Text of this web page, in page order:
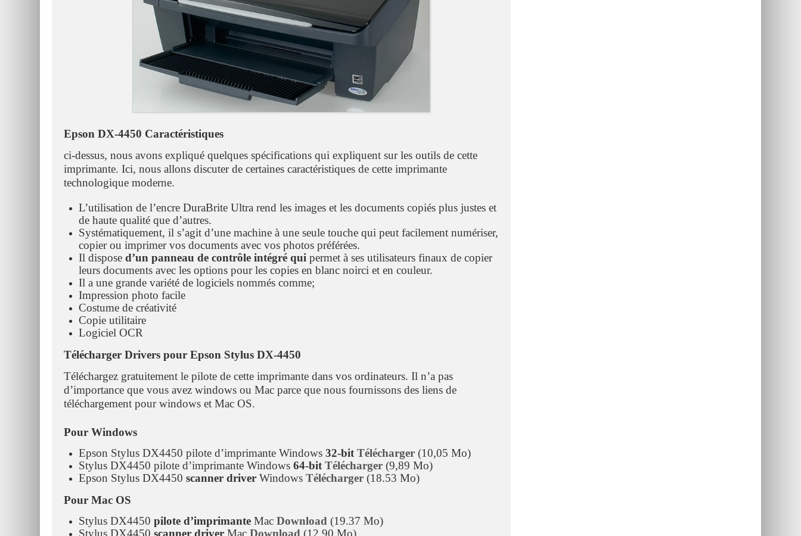
Epson DX-4450 Caractéristiques
ci-dessus, nous avons expliqué quelques spécifications qui expliquent sur les outils de cette
imprimante. Ici, nous allons discuter de certaines caractéristiques de cette imprimante
technologique moderne.
L’utilisation de l’encre DuraBrite Ultra rend les images et les documents copiés plus justes et
de haute qualité que d’autres.
Systématiquement, il s’agit d’une machine à une seule touche qui peut facilement numériser,
copier ou imprimer vos documents avec vos photos préférées.
Il dispose d’un panneau de contrôle intégré qui permet à ses utilisateurs finaux de copier
leurs documents avec les options pour les copies en blanc noirci et en couleur.
Il a une grande variété de logiciels nommés comme;
Impression photo facile
Costume de créativité
Copie utilitaire
Logiciel OCR
Télécharger Drivers pour Epson Stylus DX-4450
Téléchargez gratuitement le pilote de cette imprimante dans vos ordinateurs. Il n’a pas
d’importance que vous avez windows ou Mac parce que nous fournissons des liens de
téléchargement pour windows et Mac OS.
Pour Windows
Epson Stylus DX4450 pilote d’imprimante Windows 32-bit Télécharger (10,05 Mo)
Stylus DX4450 pilote d’imprimante Windows 64-bit Télécharger (9,89 Mo)
Epson Stylus DX4450 scanner driver Windows Télécharger (18.53 Mo)
Pour Mac OS
Stylus DX4450 pilote d’imprimante Mac Download (19.37 Mo)
Stylus DX4450 scanner driver Mac Download (12.90 Mo)